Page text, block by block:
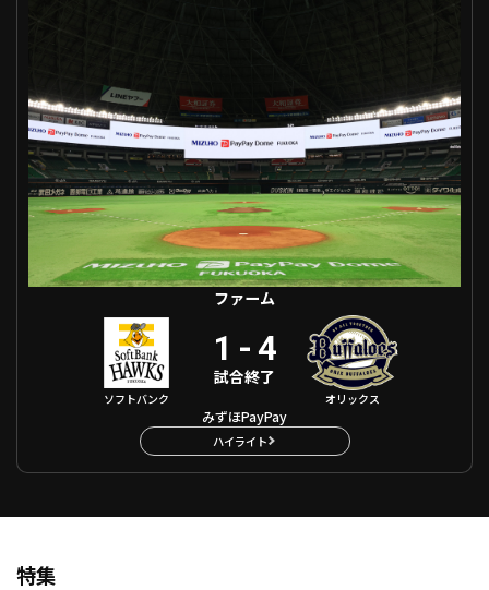
ファーム
ソフトバンク
1 -4
試合終了
オリックス
みずほPayPay
ハイライト
特集